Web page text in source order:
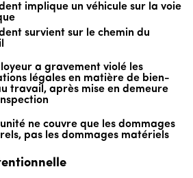
implique un véhicule sur la voie
survient sur le chemin du
a gravement violé les
légales en matière de bien-
travail, après mise en demeure
ne couvre que les dommages
pas les dommages matériels